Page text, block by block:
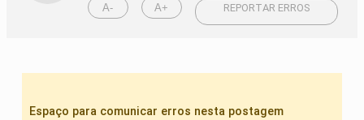
A- A+ REPORTAR ERROS
Espaço para comunicar erros nesta postagem